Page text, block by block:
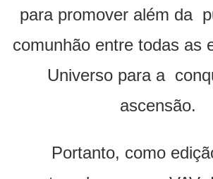
para promover além da
comunhão entre todas as
Universo para a
ascensão.
Portanto, como